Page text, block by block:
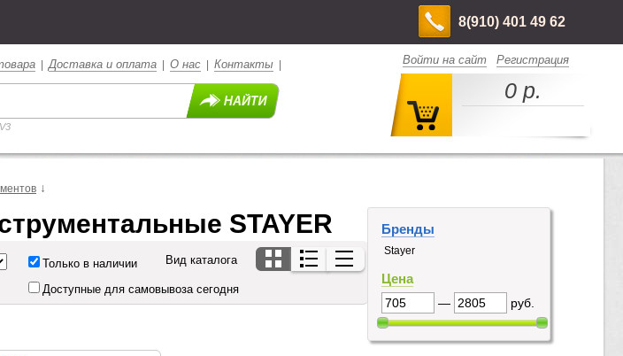
8(910) 401 49 62
|Доставка и оплата О нас Контакты Войти на сайт Регистрация
0 р.
↓
STAYER
Только в наличии
Доступные для самовывоза сегодня
Вид каталога
Бренды
Stayer
Цена
— руб.